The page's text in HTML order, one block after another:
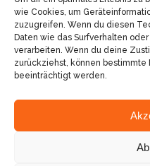
wie Cookies, um
zuzugreifen. Wenn du diesen
Daten wie das Surfverhalten
verarbeiten. Wenn du deine
zurückziehst, können bestimmte
beeinträchtigt werden.
© Sven